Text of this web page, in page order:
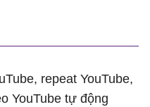
repeat YouTube,
YouTube tự động